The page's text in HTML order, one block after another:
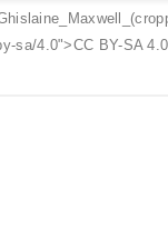
sa/4.0">CC BY-SA